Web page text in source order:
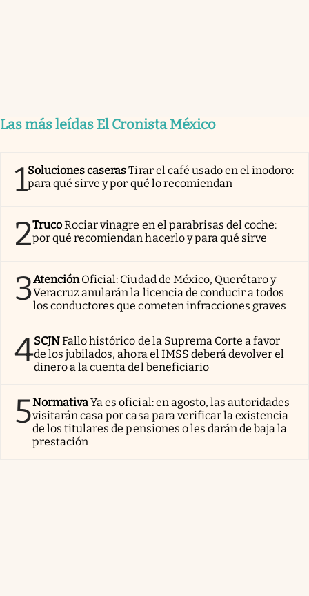
Las más leídas El Cronista México
1Soluciones caserasTirar el café usado en el inodoro:
para qué sirve y por qué lo recomiendan
2TrucoRociar vinagre en el parabrisas del coche:
por qué recomiendan hacerlo y para qué sirve
3AtenciónOficial: Ciudad de México, Querétaro y
Veracruz anularán la licencia de conducir a todos
los conductores que cometen infracciones graves
4SCJNFallo histórico de la Suprema Corte a favor
de los jubilados, ahora el IMSS deberá devolver el
dinero a la cuenta del beneficiario
5NormativaYa es oficial: en agosto, las autoridades
visitarán casa por casa para verificar la existencia
de los titulares de pensiones o les darán de baja la
prestación